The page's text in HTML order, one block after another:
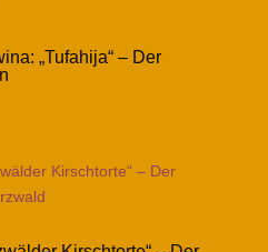
„Tufahija“ – Der